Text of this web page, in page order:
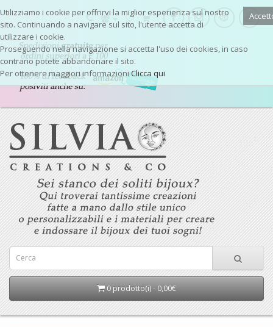
0 prodotto(i) - 0,00€
Utilizziamo i cookie per offrirvi la miglior esperienza sul nostro
sito. Continuando a navigare sul sito, l'utente accetta di
utilizzare i cookie.
Proseguendo nella navigazione si accetta l'uso dei cookies, in caso
contrario potete abbandonare il sito.
Per ottenere maggiori informazioniClicca qui